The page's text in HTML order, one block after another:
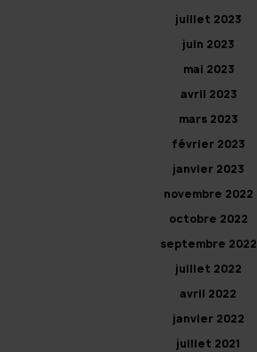
juillet 2023
juin 2023
mai 2023
avril 2023
mars 2023
février 2023
janvier 2023
novembre 2022
octobre 2022
septembre 2022
juillet 2022
avril 2022
janvier 2022
juillet 2021